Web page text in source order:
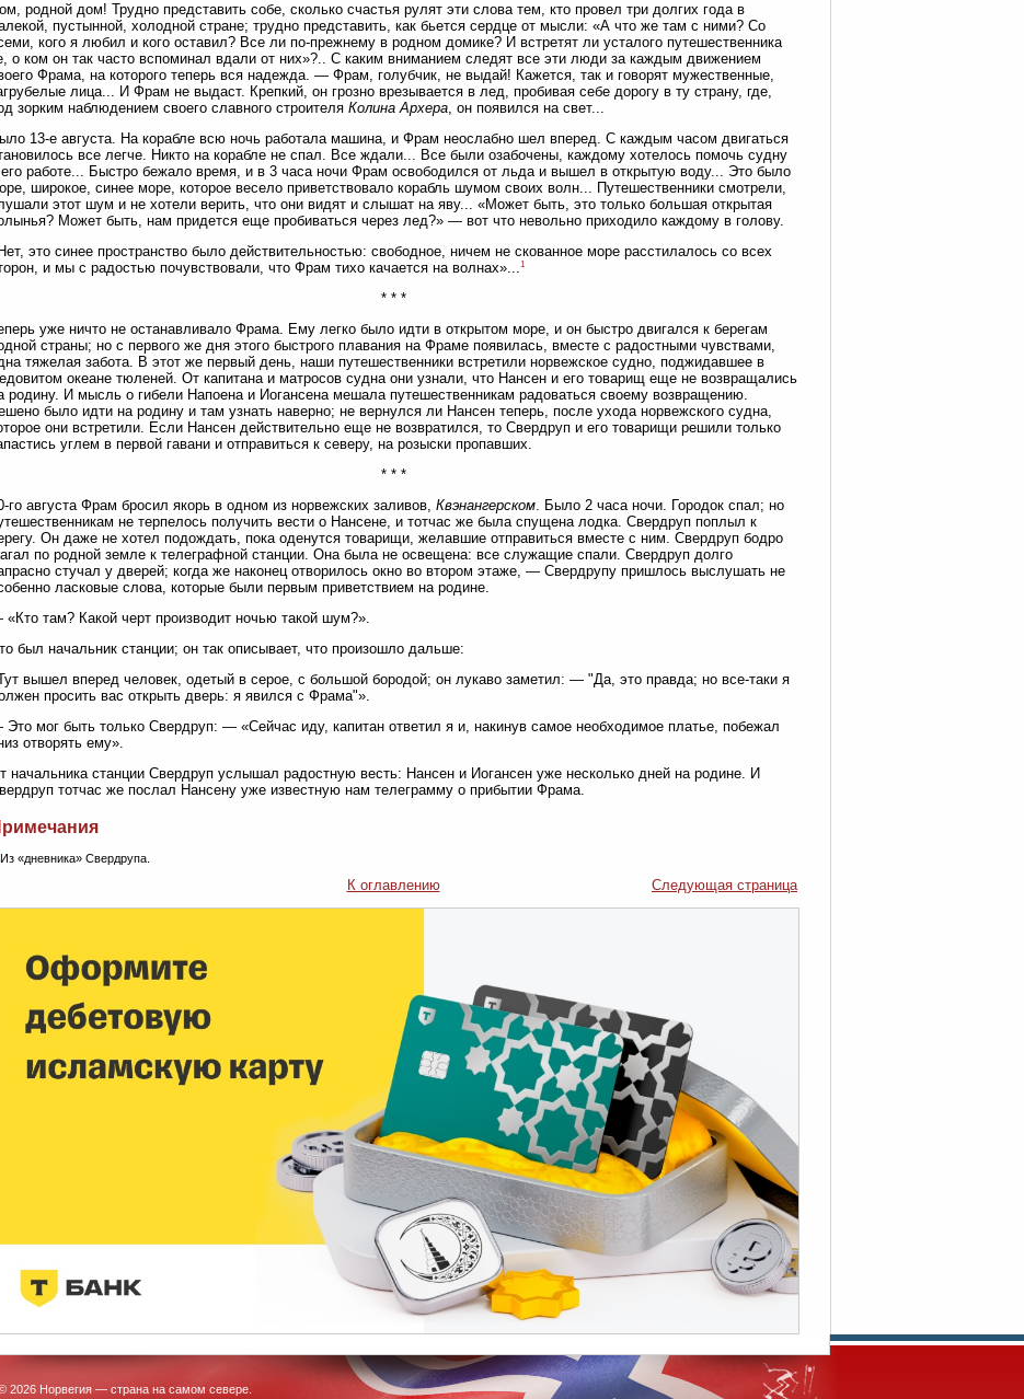
родной дом! Трудно представить собе, сколько счастья рулят эти слова тем, кто провел три долгих года в
пустынной, холодной стране; трудно представить, как бьется сердце от мысли: «А что же там с ними? Со
кого я любил и кого оставил? Все ли по-прежнему в родном домике? И встретят ли усталого путешественника
о ком он так часто вспоминал вдали от них»?.. С каким вниманием следят все эти люди за каждым движением
Фрама, на которого теперь вся надежда. — Фрам, голубчик, не выдай! Кажется, так и говорят мужественные,
лица... И Фрам не выдаст. Крепкий, он грозно врезывается в лед, пробивая себе дорогу в ту страну, где,
зорким наблюдением своего славного строителя Колина Архера, он появился на свет...
13-е августа. На корабле всю ночь работала машина, и Фрам неослабно шел вперед. С каждым часом двигаться
все легче. Никто на корабле не спал. Все ждали... Все были озабочены, каждому хотелось помочь судну
работе... Быстро бежало время, и в 3 часа ночи Фрам освободился от льда и вышел в открытую воду... Это было
широкое, синее море, которое весело приветствовало корабль шумом своих волн... Путешественники смотрели,
этот шум и не хотели верить, что они видят и слышат на яву... «Может быть, это только большая открытая
Может быть, нам придется еще пробиваться через лед?» — вот что невольно приходило каждому в голову.
это синее пространство было действительностью: свободное, ничем не скованное море расстилалось со всех
и мы с радостью почувствовали, что Фрам тихо качается на волнах»...1
* * *
уже ничто не останавливало Фрама. Ему легко было идти в открытом море, и он быстро двигался к берегам
страны; но с первого же дня этого быстрого плавания на Фраме появилась, вместе с радостными чувствами,
тяжелая забота. В этот же первый день, наши путешественники встретили норвежское судно, поджидавшее в
океане тюленей. От капитана и матросов судна они узнали, что Нансен и его товарищ еще не возвращались
родину. И мысль о гибели Напоена и Иогансена мешала путешественникам радоваться своему возвращению.
было идти на родину и там узнать наверно; не вернулся ли Нансен теперь, после ухода норвежского судна,
они встретили. Если Нансен действительно еще не возвратился, то Свердруп и его товарищи решили только
углем в первой гавани и отправиться к северу, на розыски пропавших.
* * *
го августа Фрам бросил якорь в одном из норвежских заливов, Квэнангерском. Было 2 часа ночи. Городок спал; но
не терпелось получить вести о Нансене, и тотчас же была спущена лодка. Свердруп поплыл к
Он даже не хотел подождать, пока оденутся товарищи, желавшие отправиться вместе с ним. Свердруп бодро
по родной земле к телеграфной станции. Она была не освещена: все служащие спали. Свердруп долго
стучал у дверей; когда же наконец отворилось окно во втором этаже, — Свердрупу пришлось выслушать не
ласковые слова, которые были первым приветствием на родине.
там? Какой черт производит ночью такой шум?».
был начальник станции; он так описывает, что произошло дальше:
вышел вперед человек, одетый в серое, с большой бородой; он лукаво заметил: — "Да, это правда; но все-таки я
просить вас открыть дверь: я явился с Фрама"».
мог быть только Свердруп: — «Сейчас иду, капитан ответил я и, накинув самое необходимое платье, побежал
отворять ему».
начальника станции Свердруп услышал радостную весть: Нансен и Иогансен уже несколько дней на родине. И
тотчас же послал Нансену уже известную нам телеграмму о прибытии Фрама.
. Из «дневника» Свердрупа.
К оглавлению Следующая страница
2026 Норвегия — страна на самом севере.